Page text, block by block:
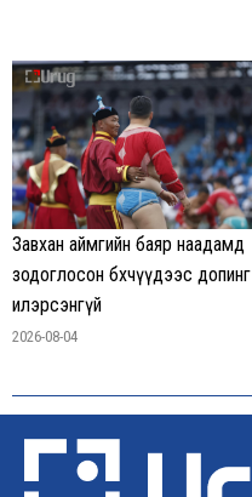
Завхан аймгийн баяр наадамд
зодоглосон бөхчүүдээс допинг
илэрсэнгүй
2026-08-04